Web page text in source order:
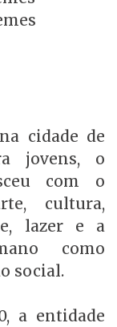
cidade de
jovens, o
com o
cultura,
lazer e a
como
social.
a entidade